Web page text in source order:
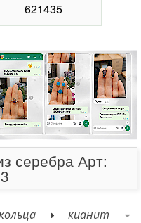
621435
серебра Арт:
кианит